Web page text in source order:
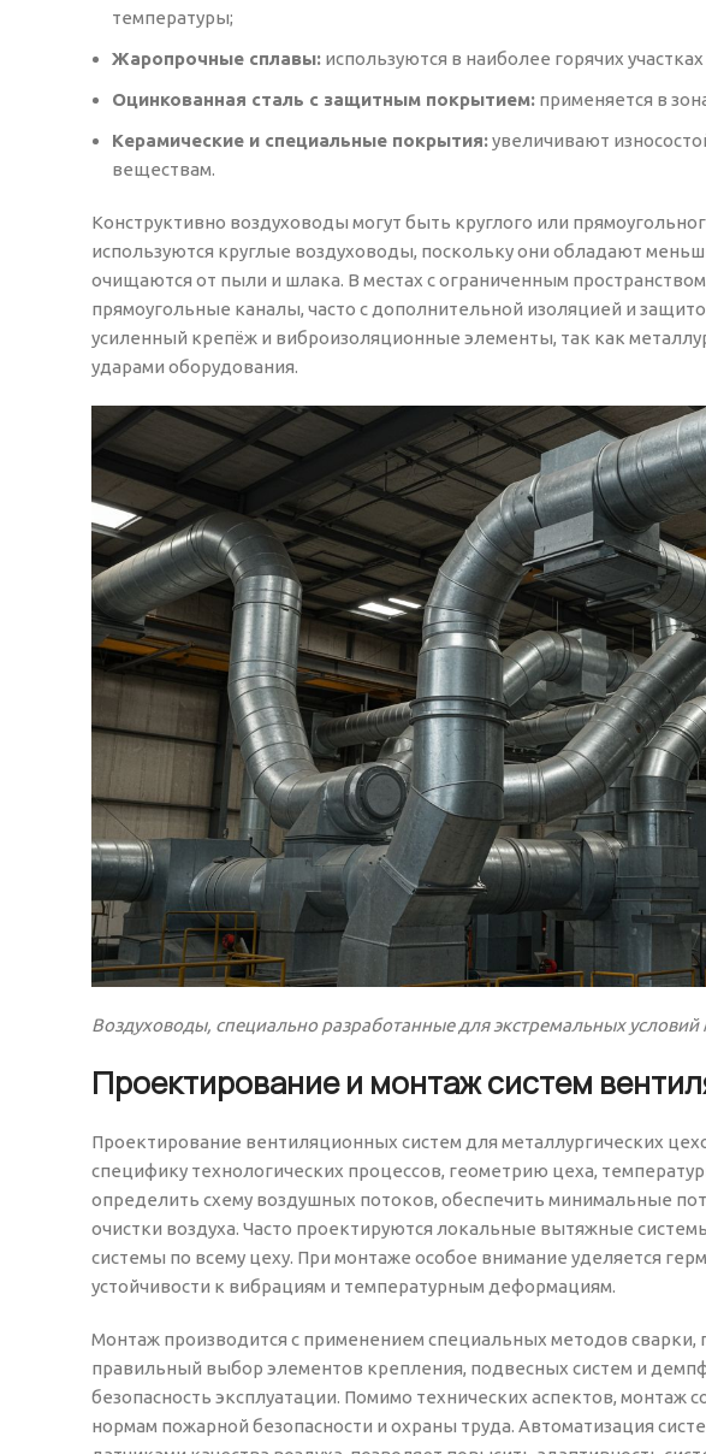
температуры;
Жаропрочные сплавы: используются в наиболее горячих
Оцинкованная сталь с защитным покрытием: применяется в
Керамические и специальные покрытия:увеличивают
веществам.
Конструктивно воздуховоды могут быть круглого или
используются круглые воздуховоды, поскольку они обладают
очищаются от пыли и шлака. В местах с ограниченным
прямоугольные каналы, часто с дополнительной изоляцией и
усиленный крепёж и виброизоляционные элементы, так как
ударами оборудования.
Воздуховоды, специально разработанные для экстремальных условий
Проектирование и монтаж систем
Проектирование вентиляционных систем для металлургических
специфику технологических процессов, геометрию цеха,
определить схему воздушных потоков, обеспечить минимальные
очистки воздуха. Часто проектируются локальные вытяжные
системы по всему цеху. При монтаже особое внимание уделяется
устойчивости к вибрациям и температурным деформациям.
Монтаж производится с применением специальных методов
правильный выбор элементов крепления, подвесных систем и
безопасность эксплуатации. Помимо технических аспектов, монтаж
нормам пожарной безопасности и охраны труда. Автоматизация